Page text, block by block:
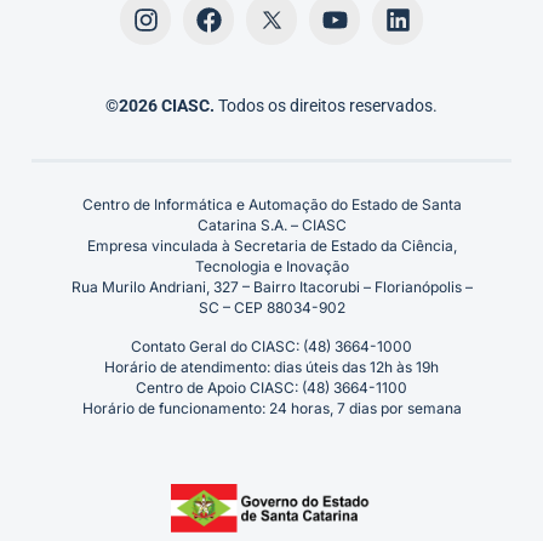
©2026 CIASC. Todos os direitos reservados.
Centro de Informática e Automação do Estado de Santa
Catarina S.A. – CIASC
Empresa vinculada à Secretaria de Estado da Ciência,
Tecnologia e Inovação
Rua Murilo Andriani, 327 – Bairro Itacorubi – Florianópolis –
SC – CEP 88034-902
Contato Geral do CIASC: (48) 3664-1000
Horário de atendimento: dias úteis das 12h às 19h
Centro de Apoio CIASC: (48) 3664-1100
Horário de funcionamento: 24 horas, 7 dias por semana